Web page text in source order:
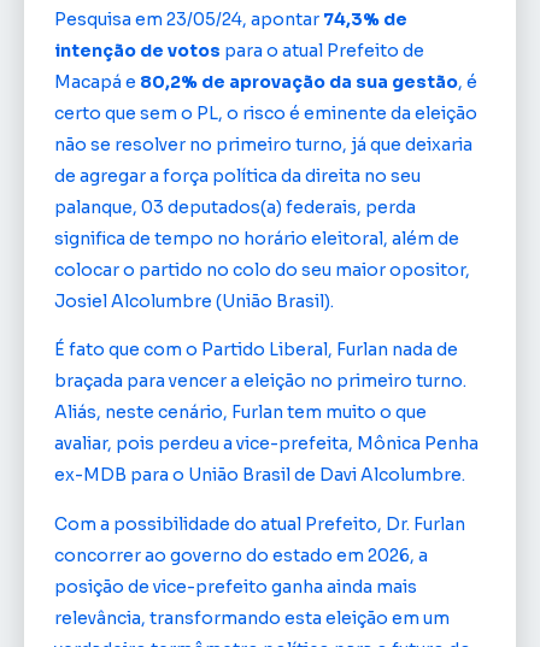
Pesquisa em 23/05/24, apontar 74,3% de
intenção de votos para o atual Prefeito de
Macapá e 80,2% de aprovação da sua gestão, é
certo que sem o PL, o risco é eminente da eleição
não se resolver no primeiro turno, já que deixaria
de agregar a força política da direita no seu
palanque, 03 deputados(a) federais, perda
significa de tempo no horário eleitoral, além de
colocar o partido no colo do seu maior opositor,
Josiel Alcolumbre (União Brasil).
É fato que com o Partido Liberal, Furlan nada de
braçada para vencer a eleição no primeiro turno.
Aliás, neste cenário, Furlan tem muito o que
avaliar, pois perdeu a vice-prefeita, Mônica Penha
ex-MDB para o União Brasil de Davi Alcolumbre.
Com a possibilidade do atual Prefeito, Dr. Furlan
concorrer ao governo do estado em 2026, a
posição de vice-prefeito ganha ainda mais
relevância, transformando esta eleição em um